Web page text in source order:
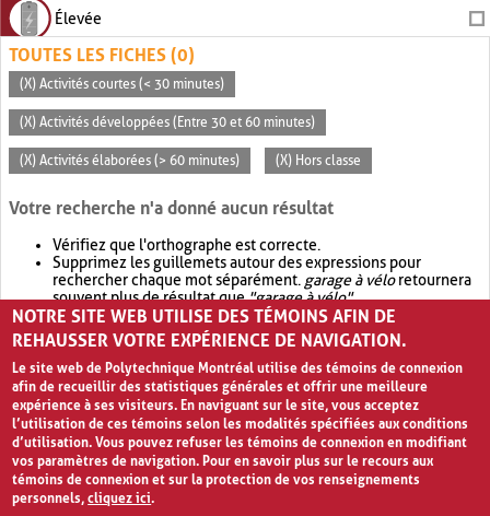
Élevée
TOUTES LES FICHES (0)
(X) Activités courtes (< 30 minutes)
(X) Activités développées (Entre 30 et 60 minutes)
(X) Activités élaborées (> 60 minutes) (X) Hors classe
Votre recherche n'a donné aucun résultat
Vérifiez que l'orthographe est correcte.
Supprimez les guillemets autour des expressions pour
rechercher chaque mot séparément. garage à véloretournera
souvent plus de résultat que"garage à vélo".
Envisagez d'élargir votre recherche avec OR.garage OR vélo
retournera souvent plus de résultat quegarage à vélo
NOTRE SITE WEB UTILISE DES TÉMOINS AFIN DE
REHAUSSER VOTRE EXPÉRIENCE DE NAVIGATION.
Le site web de Polytechnique Montréal utilise des témoins de connexion
afin de recueillir des statistiques générales et offrir une meilleure
expérience à ses visiteurs. En naviguant sur le site, vous acceptez
l’utilisation de ces témoins selon les modalités spécifiées aux conditions
d’utilisation. Vous pouvez refuser les témoins de connexion en modifiant
vos paramètres de navigation. Pour en savoir plus sur le recours aux
témoins de connexion et sur la protection de vos renseignements
personnels,cliquez ici.